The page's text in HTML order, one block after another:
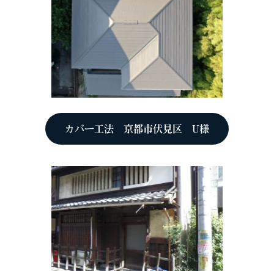
カバー工法 京都市伏見区 U様